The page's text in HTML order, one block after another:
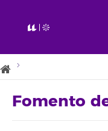
Fomento